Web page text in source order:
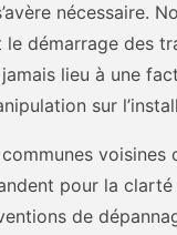
nécessaire.
démarrage des
lieu à une
sur
voisines
pour la
de